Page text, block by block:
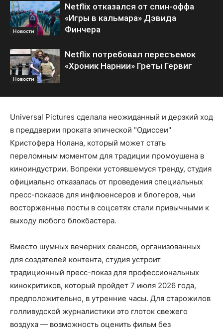
Новости
Netflix отказался от спин-оффа
«Игры в кальмара» Дэвида
Финчера
Новости
Netflix потребовал пересъемок
«Хроник Нарнии» Греты Гервиг
Universal Pictures сделала неожиданный и дерзкий ход
в преддверии проката эпической "Одиссеи"
Кристофера Нолана, который может стать
переломным моментом для традиции промоушена в
киноиндустрии. Вопреки устоявшемуся тренду, студия
официально отказалась от проведения специальных
пресс-показов для инфлюенсеров и блогеров, чьи
восторженные посты в соцсетях стали привычными к
выходу любого блокбастера.
Вместо шумных вечерних сеансов, организованных
для создателей контента, студия устроит
традиционный пресс-показ для профессиональных
кинокритиков, который пройдет 7 июля 2026 года,
предположительно, в утренние часы. Для старожилов
голливудской журналистики это глоток свежего
воздуха — возможность оценить фильм без